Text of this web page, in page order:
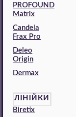
PROFOUND
Matrix
Candela
Frax Pro
Deleo
Origin
Dermax
ЛІНІЙКИ
Biretix